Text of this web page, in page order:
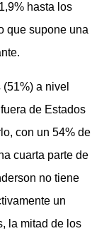
hasta los
que supone una
a nivel
de Estados
con un 54% de
cuarta parte de
no tiene
un
la mitad de los